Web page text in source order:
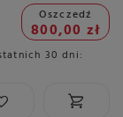
Oszczedź
800,00 zł
30 dni: